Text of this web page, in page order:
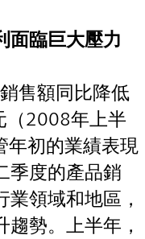
面臨巨大壓力
售額同比降低
（2008年上半
年初的業績表現
季度的產品銷
領域和地區，
勢。上半年，